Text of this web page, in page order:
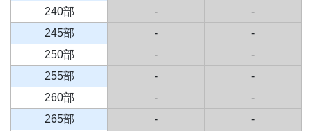
240部
-
-
245部
-
-
250部
-
-
255部
-
-
260部
-
-
265部
-
-